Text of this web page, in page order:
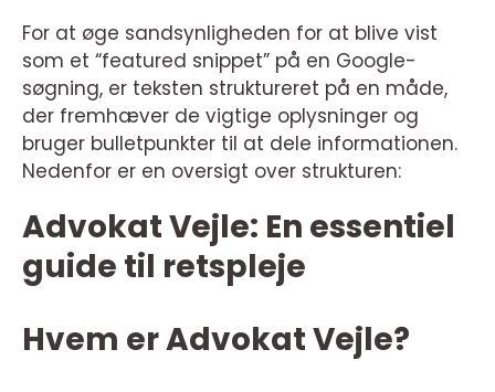
For at øge sandsynligheden for at blive vist
som et “featured snippet” på en Google-
søgning, er teksten struktureret på en måde,
der fremhæver de vigtige oplysninger og
bruger bulletpunkter til at dele informationen.
Nedenfor er en oversigt over strukturen:
Advokat Vejle: En essentiel
guide til retspleje
Hvem er Advokat Vejle?